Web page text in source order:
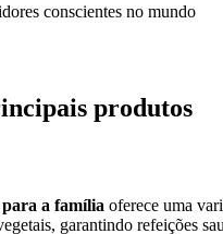
conscientes no mundo
produtos
a família oferece uma
garantindo refeições